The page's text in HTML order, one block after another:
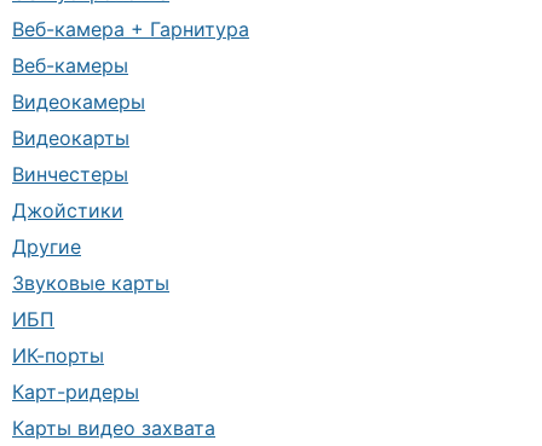
Веб-камера + Гарнитура
Веб-камеры
Видеокамеры
Видеокарты
Винчестеры
Джойстики
Другие
Звуковые карты
ИБП
ИК-порты
Карт-ридеры
Карты видео захвата